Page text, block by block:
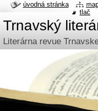
Trnavský
Literárna revue
úvodná stránka
tlač